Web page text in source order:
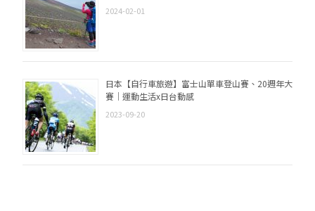
2024-02-01
日本【自行車旅遊】富士山單車登山賽、20週年大
賽｜運動生活x日台動感
2023-09-20